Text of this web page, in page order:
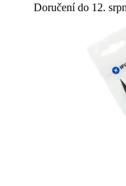
Doručení do 12.